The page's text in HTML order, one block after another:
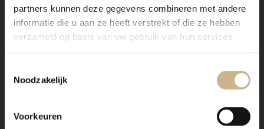
partners kunnen deze gegevens combineren met andere
informatie die u aan ze heeft verstrekt of die ze hebben
verzameld op basis van uw gebruik van hun services.
Noodzakelijk
Voorkeuren
Maatwerk hout